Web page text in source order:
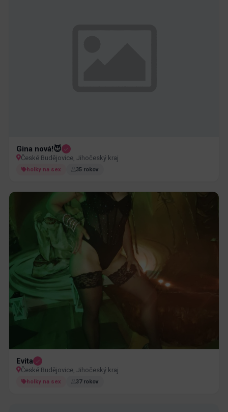
Gina nová!😈
České Budějovice, Jihočeský kraj
holky na sex 35 rokov
Evita
České Budějovice, Jihočeský kraj
holky na sex 37 rokov